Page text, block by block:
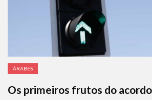
ÁRABES
Os primeiros frutos do